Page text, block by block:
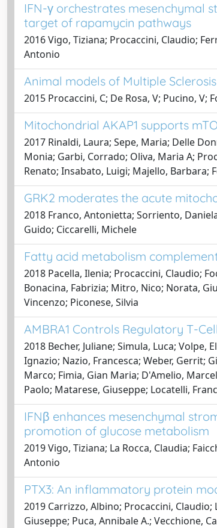
IFN-γ orchestrates mesenchymal
target of rapamycin pathways
2016 Vigo, Tiziana; Procaccini, Claudio;
Antonio
Animal models of Multiple Sclerosis
2015 Procaccini, C; De Rosa, V; Pucino, V;
Mitochondrial AKAP1 supports
2017 Rinaldi, Laura; Sepe, Maria; Delle
Monia; Garbi, Corrado; Oliva, Maria A;
Renato; Insabato, Luigi; Majello, Barbara;
GRK2 moderates the acute
2018 Franco, Antonietta; Sorriento,
Guido; Ciccarelli, Michele
Fatty acid metabolism
2018 Pacella, Ilenia; Procaccini, Claudio;
Bonacina, Fabrizia; Mitro, Nico; Norata,
Vincenzo; Piconese, Silvia
AMBRA1 Controls Regulatory T-
2018 Becher, Juliane; Simula, Luca;
Ignazio; Nazio, Francesca; Weber, Gerrit;
Marco; Fimia, Gian Maria; D'Amelio,
Paolo; Matarese, Giuseppe; Locatelli,
IFNβ enhances mesenchymal
promotion of glucose metabolism
2019 Vigo, Tiziana; La Rocca, Claudia;
Antonio
PTX3: An inflammatory protein
2019 Carrizzo, Albino; Procaccini,
Giuseppe; Puca, Annibale A.; Vecchione,